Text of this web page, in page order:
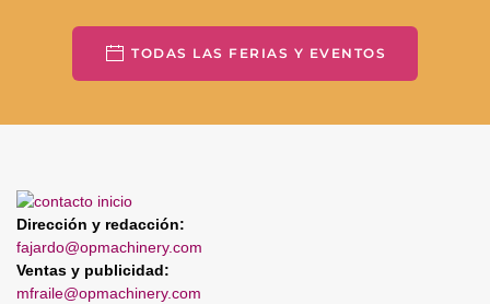
TODAS LAS FERIAS Y EVENTOS
Dirección y redacción:
fajardo@opmachinery.com
Ventas y publicidad:
mfraile@opmachinery.com